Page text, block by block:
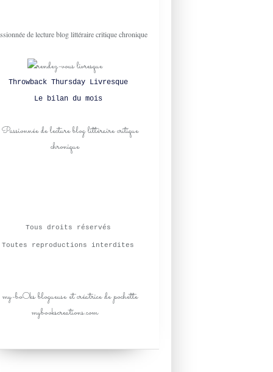
Throwback Thursday Livresque
Le bilan du mois
Tous droits réservés
Toutes reproductions interdites